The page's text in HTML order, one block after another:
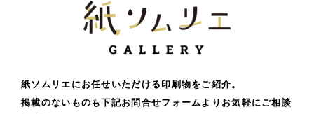
紙ソムリエにお任せいただける印刷物をご紹介。
掲載のないものも下記お問合せフォームよりお気軽にご相談